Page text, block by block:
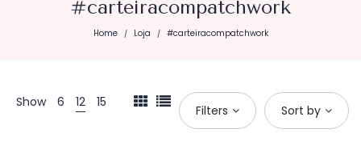
#carteiracompatchwork
Home / Loja / #carteiracompatchwork
Show 6 12 15
Filters Sort by